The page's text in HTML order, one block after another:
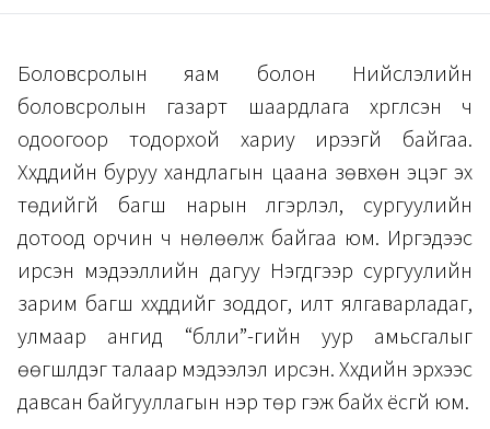
Боловсролын яам болон Нийслэлийн
боловсролын газарт шаардлага хүргүүлсэн ч
одоогоор тодорхой хариу ирээгүй байгаа.
Хүүхдүүдийн буруу хандлагын цаана зөвхөн эцэг эх
төдийгүй багш нарын үлгэрлэл, сургуулийн
дотоод орчин ч нөлөөлж байгаа юм. Иргэдээс
ирсэн мэдээллийн дагуу Нэгдүгээр сургуулийн
зарим багш хүүхдүүдийг зоддог, илт ялгаварладаг,
улмаар ангид “бүлли”-гийн уур амьсгалыг
өөгшүүлдэг талаар мэдээлэл ирсэн. Хүүхдийн эрхээс
давсан байгууллагын нэр төр гэж байх ёсгүй юм.